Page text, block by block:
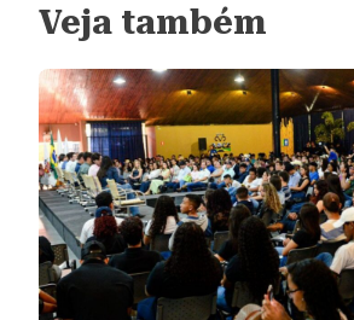
Veja também